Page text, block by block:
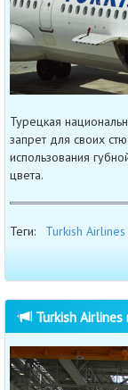
Турецкая
запрет для своих
использования
цвета.
Теги: Turkish Airlines
Turkish Airlines